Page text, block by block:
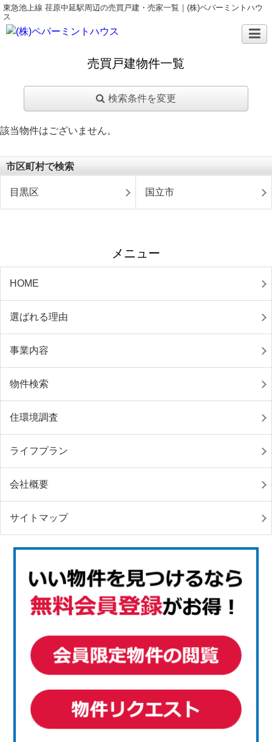
東急池上線 荏原中延駅周辺の売買戸建・売家一覧｜(株)ペパーミントハウ
ス
売買戸建物件一覧
検索条件を変更
該当物件はございません。
市区町村で検索
目黒区 国立市
メニュー
HOME
選ばれる理由
事業内容
物件検索
住環境調査
ライフプラン
会社概要
サイトマップ